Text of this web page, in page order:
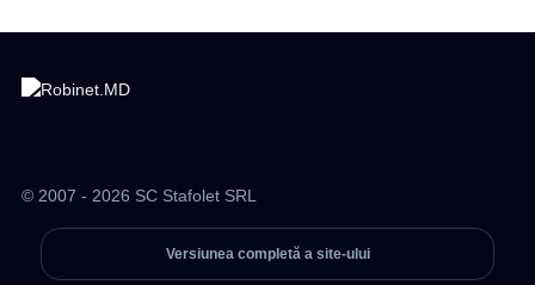
© 2007 - 2026 SC Stafolet SRL
Versiunea completă a site-ului